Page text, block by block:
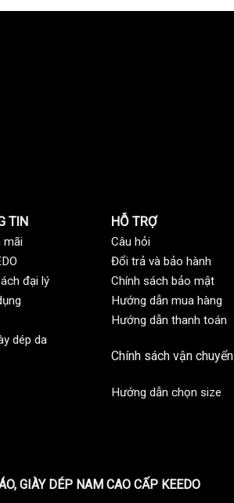
TIN
mãi
đại lý
dép da
HỖ TRỢ
Câu hỏi
Đổi trả và bảo hành
Chính sách bảo mật
Hướng dẫn mua hàng
Hướng dẫn thanh toán
Chính sách vận chuyển
Hướng dẫn chọn size
GIÀY DÉP NAM CAO CẤP KEEDO